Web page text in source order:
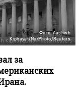
Фото: Aashish
Kiphayet/NurPhoto/Reuters
за